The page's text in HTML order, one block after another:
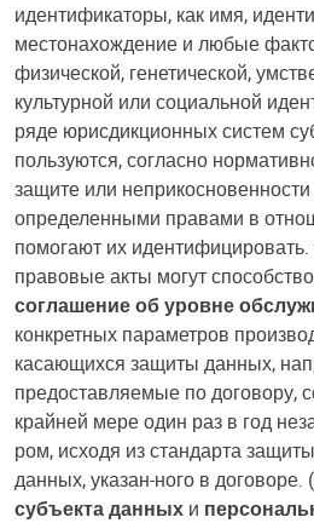
идентификаторы, как имя,
местонахождение и любые
физической, генетической,
культурной или социальной
ряде юрисдикционных систем
пользуются, согласно
защите или
определенными правами в
помогают их
правовые акты могут
соглашение об уровне
конкретных параметров
касающихся защиты данных,
предоставляемые по договору,
крайней мере один раз в год
ром, исходя из стандарта
данных, указан-ного в
субъекта данных и